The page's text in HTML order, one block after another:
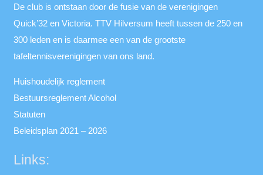
De club is ontstaan door de fusie van de verenigingen
Quick’32 en Victoria. TTV Hilversum heeft tussen de 250 en
300 leden en is daarmee een van de grootste
tafeltennisverenigingen van ons land.
Huishoudelijk reglement
Bestuursreglement Alcohol
Statuten
Beleidsplan 2021 – 2026
Links: